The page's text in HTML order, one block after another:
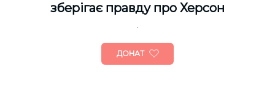
зберігає правду про Херсон
ДОНАТ